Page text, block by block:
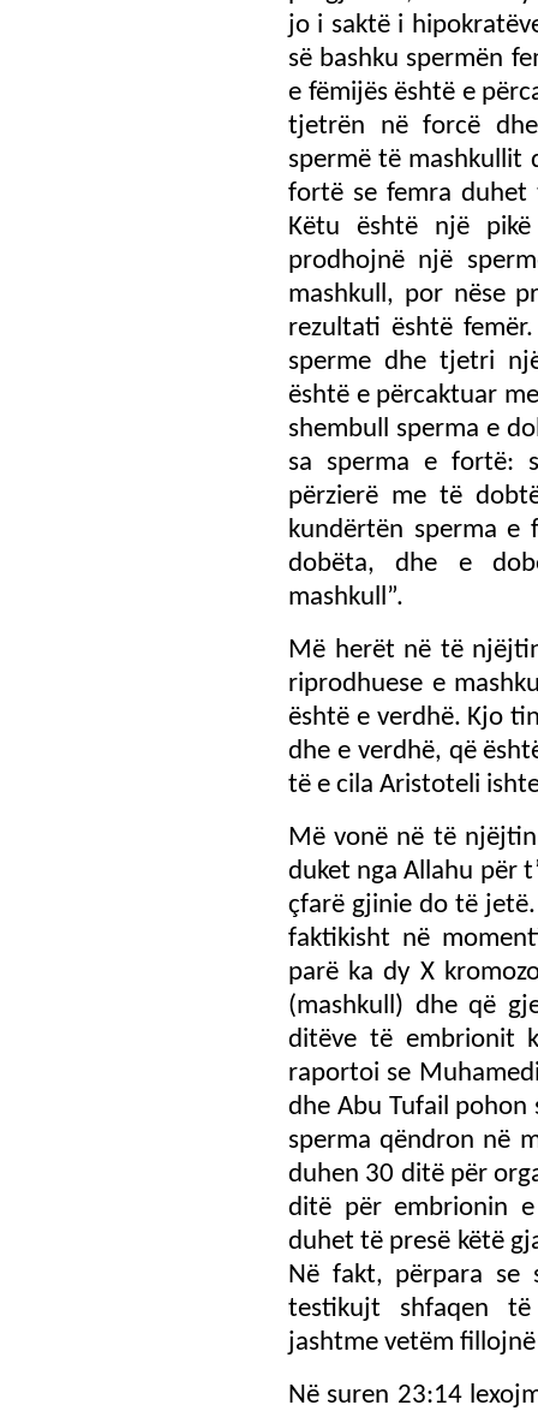
jo i saktë i
së bashku spermën
e fëmijës është e
tjetrën në forcë
spermë të mashkullit
fortë se femra
Këtu është një
prodhojnë një
mashkull, por nëse
rezultati është
sperme dhe tjetri
është e përcaktuar
shembull sperma e
sa sperma e fortë:
përzierë me të
kundërtën sperma e
dobëta, dhe e
mashkull”.
Më herët në të
riprodhuese e
është e verdhë. Kjo
dhe e verdhë, që
të e cila Aristoteli
Më vonë në të
duket nga Allahu për
çfarë gjinie do të
faktikisht në
parë ka dy X
(mashkull) dhe që
ditëve të embrionit
raportoi se
dhe Abu Tufail pohon
sperma qëndron në
duhen 30 ditë për
ditë për embrionin
duhet të presë këtë
Në fakt, përpara se
testikujt shfaqen
jashtme vetëm
Në suren 23:14